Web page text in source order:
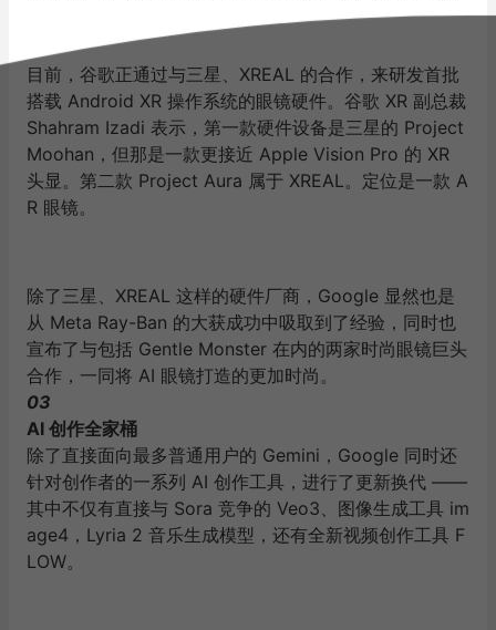
目前，谷歌正通过与三星、XREAL 的合作，来研发首批
搭载 Android XR 操作系统的眼镜硬件。谷歌 XR 副总裁
Shahram Izadi 表示，第一款硬件设备是三星的 Project
Moohan，但那是一款更接近 Apple Vision Pro 的 XR
头显。第二款 Project Aura 属于 XREAL。定位是一款 A
R 眼镜。
除了三星、XREAL 这样的硬件厂商，Google 显然也是
从 Meta Ray-Ban 的大获成功中吸取到了经验，同时也
宣布了与包括 Gentle Monster 在内的两家时尚眼镜巨头
合作，一同将 AI 眼镜打造的更加时尚。
03
AI 创作全家桶
除了直接面向最多普通用户的 Gemini，Google 同时还
针对创作者的一系列 AI 创作工具，进行了更新换代 ——
其中不仅有直接与 Sora 竞争的 Veo3、图像生成工具 im
age4，Lyria 2 音乐生成模型，还有全新视频创作工具 F
LOW。